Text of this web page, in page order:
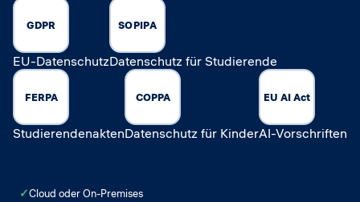
GDPR
EU-Datenschutz
SOPIPA
Datenschutz für Studierende
FERPA
Studierendenakten
COPPA
Datenschutz für Kinder
EU AI Act
AI-Vorschriften
✓Cloud oder On-Premises